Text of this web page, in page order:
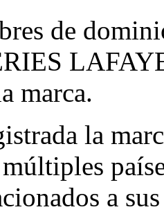
de
marca.
la
a